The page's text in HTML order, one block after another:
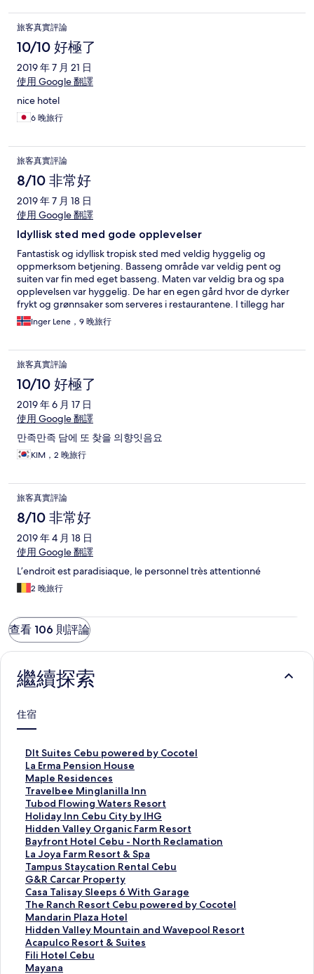
<ココFarm>と<カルカルタウンツアー>です。 ２つとも時間が
あれば是非オススメします！ カルカルタウンツアーでは是非バ
スケット作りも付けてみて下さい。 私達はカップルで宿泊しま
したが、小さなお子様連れのご家族も多かったように思いま
す。 スタッフの笑顔とホスピタリティにとても感動しました。
是非皆さんにオススメしたいホテルです♪
旅客真實評論
10/10 好極了
2019 年 7 月 21 日
使用 Google 翻譯
nice hotel
6 晚旅行
旅客真實評論
8/10 非常好
2019 年 7 月 18 日
使用 Google 翻譯
Idyllisk sted med gode opplevelser
Fantastisk og idyllisk tropisk sted med veldig hyggelig og
oppmerksom betjening. Basseng område var veldig pent og
suiten var fin med eget basseng. Maten var veldig bra og spa
opplevelsen var hyggelig. De har en egen gård hvor de dyrker
frykt og grønnsaker som serveres i restaurantene. I tillegg har
de et eget opplegg rundt hvordan det brukes kokosnøtter og
palmer i hverdagen på Filippinene. Men omgivelsene er
frarådes på det sterkeste å ikke gå ut alene og ved turer var det
alltid noen fra hotellet med oss. Hotellet er derimot et bra
overvåket område og vi følte oss veldig trygge der.
Inger Lene，9 晚旅行
旅客真實評論
10/10 好極了
2019 年 6 月 17 日
使用 Google 翻譯
만족만족 담에 또 찾을 의향잇음요
KIM，2 晚旅行
旅客真實評論
8/10 非常好
2019 年 4 月 18 日
使用 Google 翻譯
L’endroit est paradisiaque, le personnel très attentionné
2 晚旅行
查看 106 則評論
繼續探索
住宿
Dlt Suites Cebu powered by Cocotel
D
l
t
S
u
i
t
e
s
C
e
b
u
p
o
w
e
r
La Erma Pension House
L
a
E
r
m
a
P
e
n
s
i
o
n
H
o
u
s
Maple Residences
M
a
p
l
e
R
e
s
i
d
e
n
c
e
s
的
Travelbee Minglanilla Inn
T
r
a
v
e
l
b
e
e
M
i
n
g
l
a
Tubod Flowing Waters Resort
T
u
b
o
d
F
l
o
w
i
n
g
W
a
Holiday Inn Cebu City by IHG
H
o
l
i
d
a
y
I
n
n
C
e
b
Hidden Valley Organic Farm Resort
H
i
d
d
e
n
V
a
l
l
e
y
Bayfront Hotel Cebu - North Reclamation
B
a
y
f
r
o
n
t
H
o
t
La Joya Farm Resort & Spa
L
a
J
o
y
a
F
a
r
m
Tampus Staycation Rental Cebu
T
a
m
p
u
s
S
t
a
G&R Carcar Property
G
&
R
C
a
r
c
a
Casa Talisay Sleeps 6 With Garage
C
a
s
a
T
a
l
The Ranch Resort Cebu powered by Cocotel
T
h
e
R
a
n
Mandarin Plaza Hotel
M
a
n
d
a
Hidden Valley Mountain and Wavepool Resort
H
i
d
d
Acapulco Resort & Suites
A
c
a
Fili Hotel Cebu
F
iMayana
M